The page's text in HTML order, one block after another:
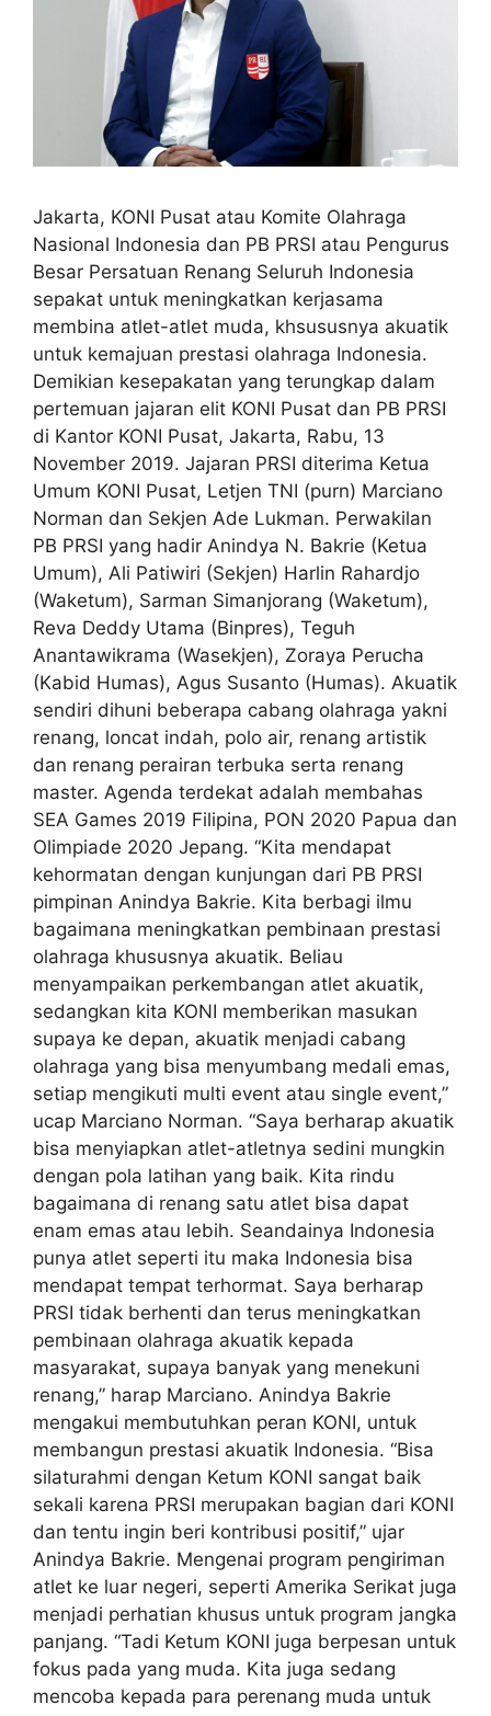
Jakarta, KONI Pusat atau Komite Olahraga
Nasional Indonesia dan PB PRSI atau Pengurus
Besar Persatuan Renang Seluruh Indonesia
sepakat untuk meningkatkan kerjasama
membina atlet-atlet muda, khsususnya akuatik
untuk kemajuan prestasi olahraga Indonesia.
Demikian kesepakatan yang terungkap dalam
pertemuan jajaran elit KONI Pusat dan PB PRSI
di Kantor KONI Pusat, Jakarta, Rabu, 13
November 2019. Jajaran PRSI diterima Ketua
Umum KONI Pusat, Letjen TNI (purn) Marciano
Norman dan Sekjen Ade Lukman. Perwakilan
PB PRSI yang hadir Anindya N. Bakrie (Ketua
Umum), Ali Patiwiri (Sekjen) Harlin Rahardjo
(Waketum), Sarman Simanjorang (Waketum),
Reva Deddy Utama (Binpres), Teguh
Anantawikrama (Wasekjen), Zoraya Perucha
(Kabid Humas), Agus Susanto (Humas). Akuatik
sendiri dihuni beberapa cabang olahraga yakni
renang, loncat indah, polo air, renang artistik
dan renang perairan terbuka serta renang
master. Agenda terdekat adalah membahas
SEA Games 2019 Filipina, PON 2020 Papua dan
Olimpiade 2020 Jepang. “Kita mendapat
kehormatan dengan kunjungan dari PB PRSI
pimpinan Anindya Bakrie. Kita berbagi ilmu
bagaimana meningkatkan pembinaan prestasi
olahraga khususnya akuatik. Beliau
menyampaikan perkembangan atlet akuatik,
sedangkan kita KONI memberikan masukan
supaya ke depan, akuatik menjadi cabang
olahraga yang bisa menyumbang medali emas,
setiap mengikuti multi event atau single event,”
ucap Marciano Norman. “Saya berharap akuatik
bisa menyiapkan atlet-atletnya sedini mungkin
dengan pola latihan yang baik. Kita rindu
bagaimana di renang satu atlet bisa dapat
enam emas atau lebih. Seandainya Indonesia
punya atlet seperti itu maka Indonesia bisa
mendapat tempat terhormat. Saya berharap
PRSI tidak berhenti dan terus meningkatkan
pembinaan olahraga akuatik kepada
masyarakat, supaya banyak yang menekuni
renang,” harap Marciano. Anindya Bakrie
mengakui membutuhkan peran KONI, untuk
membangun prestasi akuatik Indonesia. “Bisa
silaturahmi dengan Ketum KONI sangat baik
sekali karena PRSI merupakan bagian dari KONI
dan tentu ingin beri kontribusi positif,” ujar
Anindya Bakrie. Mengenai program pengiriman
atlet ke luar negeri, seperti Amerika Serikat juga
menjadi perhatian khusus untuk program jangka
panjang. “Tadi Ketum KONI juga berpesan untuk
fokus pada yang muda. Kita juga sedang
mencoba kepada para perenang muda untuk